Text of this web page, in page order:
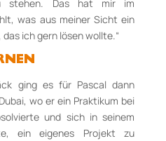
stehen. Das hat mir im
was aus meiner Sicht ein
ich gern lösen wollte.“
ging es für Pascal dann
wo er ein Praktikum bei
und sich in seinem
ein eigenes Projekt zu